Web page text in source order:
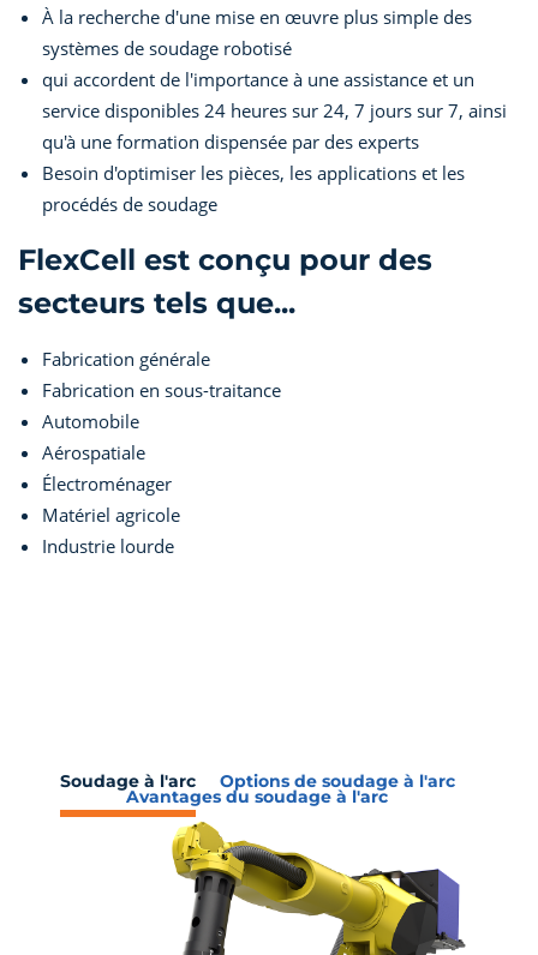
À la recherche d'une mise en œuvre plus simple des
systèmes de soudage robotisé
qui accordent de l'importance à une assistance et un
service disponibles 24 heures sur 24, 7 jours sur 7, ainsi
qu'à une formation dispensée par des experts
Besoin d'optimiser les pièces, les applications et les
procédés de soudage
FlexCell est conçu pour des
secteurs tels que...
Fabrication générale
Fabrication en sous-traitance
Automobile
Aérospatiale
Électroménager
Matériel agricole
Industrie lourde
Soudage à l'arc Options de soudage à l'arc
Avantages du soudage à l'arc